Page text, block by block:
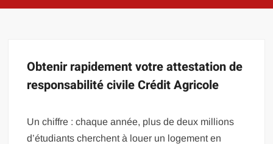
Obtenir rapidement votre attestation de
responsabilité civile Crédit Agricole
Un chiffre : chaque année, plus de deux millions
d’étudiants cherchent à louer un logement en